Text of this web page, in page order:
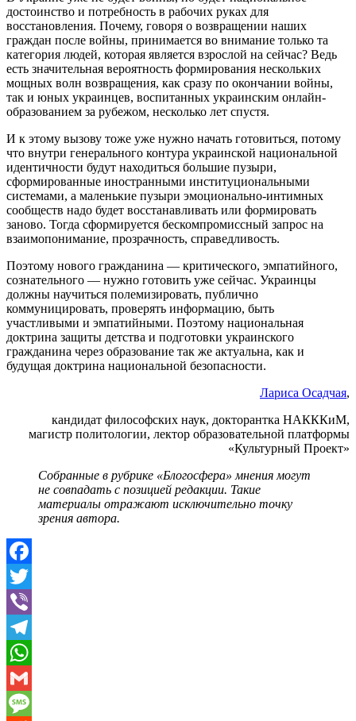
достоинство и потребность в рабочих руках для
восстановления. Почему, говоря о возвращении наших
граждан после войны, принимается во внимание только та
категория людей, которая является взрослой на сейчас? Ведь
есть значительная вероятность формирования нескольких
мощных волн возвращения, как сразу по окончании войны,
так и юных украинцев, воспитанных украинским онлайн-
образованием за рубежом, несколько лет спустя.
И к этому вызову тоже уже нужно начать готовиться, потому
что внутри генерального контура украинской национальной
идентичности будут находиться большие пузыри,
сформированные иностранными институциональными
системами, а маленькие пузыри эмоционально-интимных
сообществ надо будет восстанавливать или формировать
заново. Тогда сформируется бескомпромиссный запрос на
взаимопонимание, прозрачность, справедливость.
Поэтому нового гражданина — критического, эмпатийного,
сознательного — нужно готовить уже сейчас. Украинцы
должны научиться полемизировать, публично
коммуницировать, проверять информацию, быть
участливыми и эмпатийными. Поэтому национальная
доктрина защиты детства и подготовки украинского
гражданина через образование так же актуальна, как и
будущая доктрина национальной безопасности.
Лариса Осадчая,
кандидат философских наук, докторантка НАКККиМ,
магистр политологии, лектор образовательной платформы
«Культурный Проект»
Собранные в рубрике «Блогосфера» мнения могут
не совпадать с позицией редакции. Такие
материалы отражают исключительно точку
зрения автора.
Facebook
Twitter
Viber
Telegram
WhatsApp
Gmail